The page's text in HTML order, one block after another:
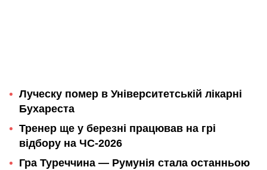
Луческу помер в Університетській лікарні
Бухареста
Тренер ще у березні працював на грі
відбору на ЧС-2026
Гра Туреччина — Румунія стала останньою